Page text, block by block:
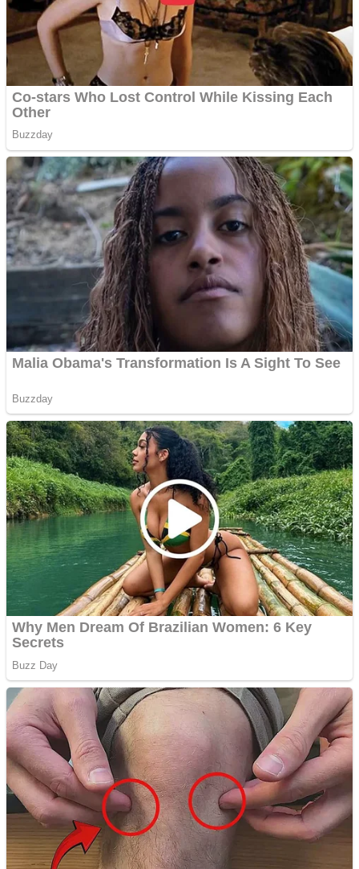
Aplică acum pentru toate
tipurile de împrumuturi
și obține bani urgent!
Curatare canapele
Bucuresti. Curatare
profesionala
Website de tip Adsense cu
domeniu adzeige.ro